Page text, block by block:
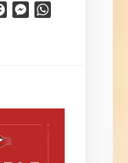
FacebookMessenger